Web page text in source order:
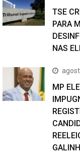
TSE
PARA
NAS
MP